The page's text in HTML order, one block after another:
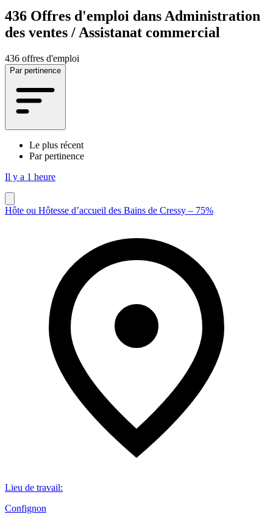
436 Offres d'emploi dans Administration
des ventes / Assistanat commercial
436 offres d'emploi
Par pertinence
Le plus récent
Par pertinence
Il y a 1 heure
Hôte ou Hôtesse d’accueil des Bains de Cressy – 75%
Lieu de travail:
Confignon